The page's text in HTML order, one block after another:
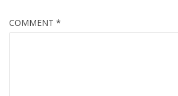
COMMENT *